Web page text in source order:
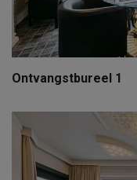
Ontvangstbureel 1